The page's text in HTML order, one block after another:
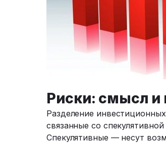
Риски: смысл и
Разделение
связанные со
Спекулятивные — несут